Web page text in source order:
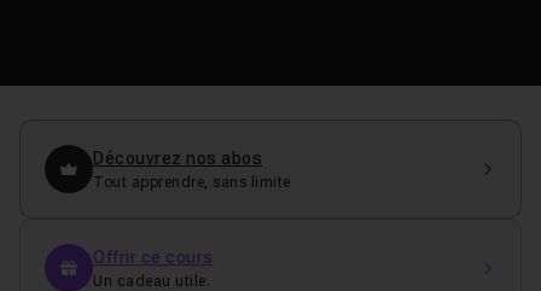
Découvrez nos abos
Tout apprendre, sans limite
Offrir ce cours
Un cadeau utile.